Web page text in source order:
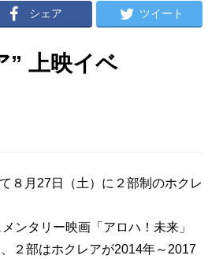
シェア ツイート
” 上映イベ
８月27日（土）に２部制のホクレ
ンタリー映画「アロハ！未来」
２部はホクレアが2014年～2017